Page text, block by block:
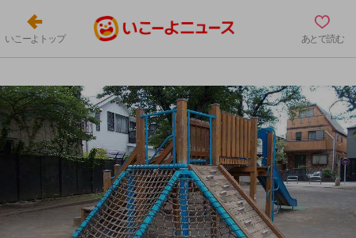
いこーよトップ あとで読む